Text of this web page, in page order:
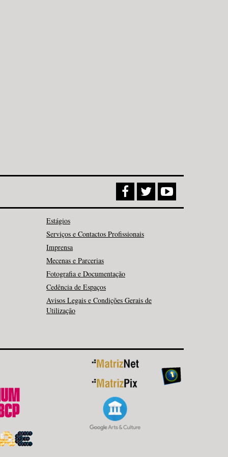
Estágios
Serviços e Contactos Profissionais
Imprensa
Mecenas e Parcerias
Fotografia e Documentação
Cedência de Espaços
Avisos Legais e Condições Gerais de
Utilização